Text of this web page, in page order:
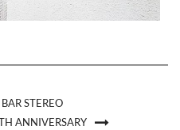
STEREO
ANNIVERSARY